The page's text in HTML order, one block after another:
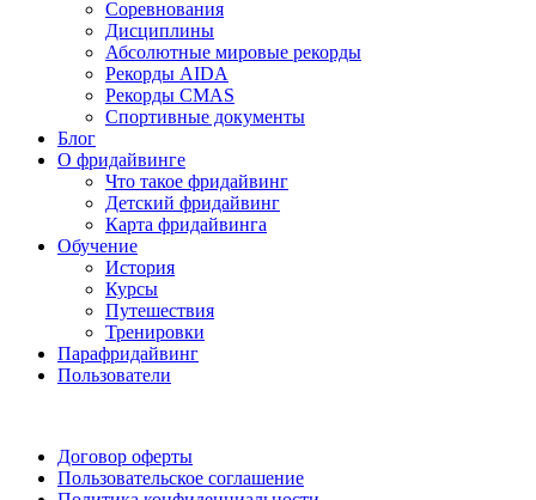
Соревнования
Дисциплины
Абсолютные мировые рекорды
Рекорды AIDA
Рекорды CMAS
Спортивные документы
Блог
О фридайвинге
Что такое фридайвинг
Детский фридайвинг
Карта фридайвинга
Обучение
История
Курсы
Путешествия
Тренировки
Парафридайвинг
Пользователи
Договор оферты
Пользовательское соглашение